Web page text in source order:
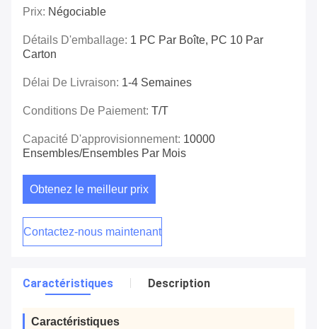
Prix: Négociable
Détails D'emballage: 1 PC Par Boîte, PC 10 Par
Carton
Délai De Livraison: 1-4 Semaines
Conditions De Paiement: T/T
Capacité D'approvisionnement: 10000
Ensembles/ensembles Par Mois
Obtenez le meilleur prix
Contactez-nous maintenant
Caractéristiques Description
Caractéristiques